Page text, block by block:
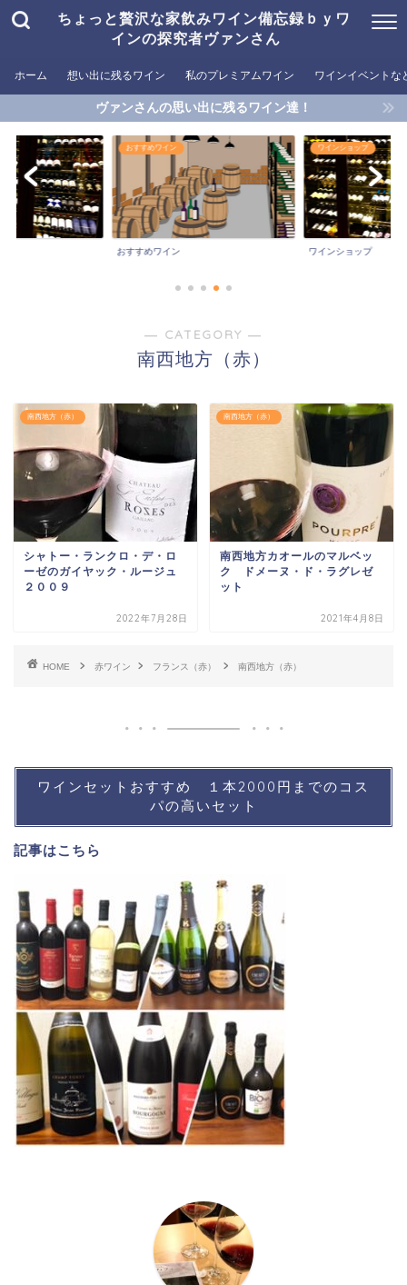
ちょっと贅沢な家飲みワイン備忘録ｂｙワ
インの探究者ヴァンさん
ホーム 想い出に残るワイン 私のプレミアムワイン ワインイベントな
ヴァンさんの思い出に残るワイン達！
おすすめワイン
おすすめワイン
ワインショップ
ワインショップ
― CATEGORY ―
南西地方（赤）
南西地方（赤）
シャトー・ランクロ・デ・ロ
ーゼのガイヤック・ルージュ
２００９
2022年7月28日
南西地方（赤）
南西地方カオールのマルベッ
ク ドメーヌ・ド・ラグレゼ
ット
2021年4月8日
HOME 赤ワイン フランス（赤） 南西地方（赤）
ワインセットおすすめ １本2000円までのコス
パの高いセット
記事はこちら